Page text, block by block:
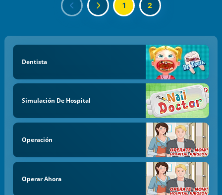
1 2
Dentista
Simulación De Hospital
Operación
Operar Ahora